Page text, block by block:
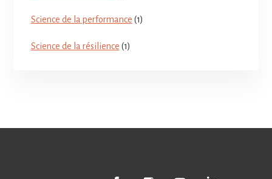
Science de la performance (1)
Science de la résilience (1)